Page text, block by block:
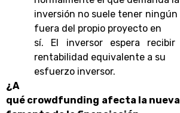
inversión no suele tener
fuera del propio proyecto en
sí. El inversor espera
rentabilidad equivalente a su
esfuerzo inversor.
¿A
qué crowdfunding afecta la